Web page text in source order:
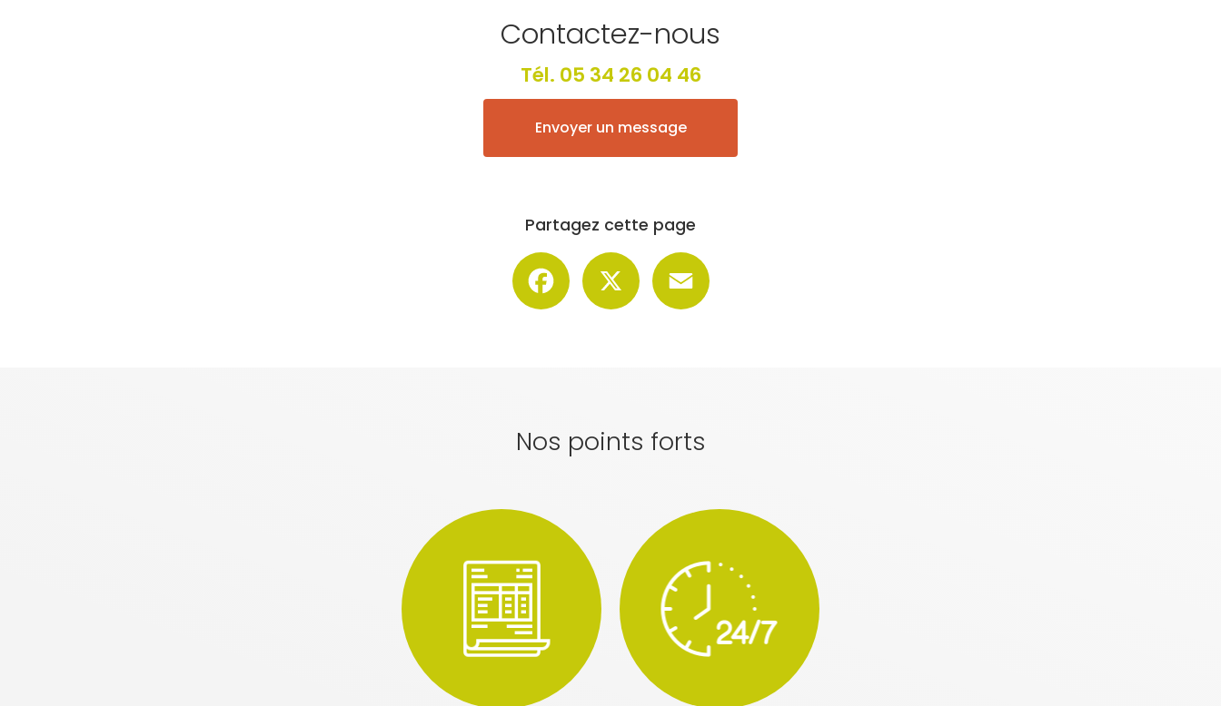
Contactez-nous
Tél. 05 34 26 04 46
Envoyer un message
Partagez cette page
Facebook
Nos points forts